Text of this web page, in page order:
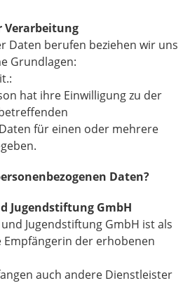
Verarbeitung
Daten berufen beziehen wir uns
Grundlagen:
hat ihre Einwilligung zu der
für einen oder mehrere
Daten?
Jugendstiftung GmbH
Jugendstiftung GmbH ist als
der erhobenen
auch andere Dienstleister